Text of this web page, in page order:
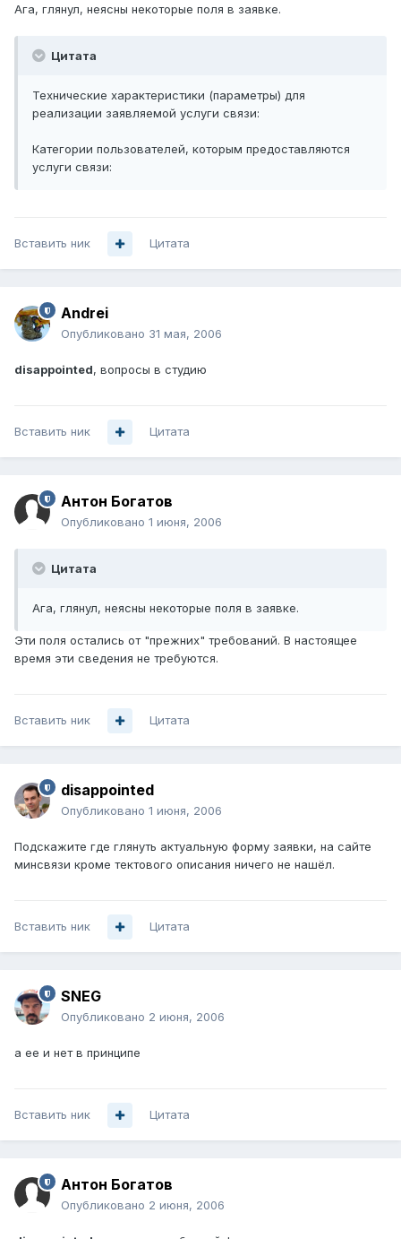
Ага, глянул, неясны некоторые поля в заявке.
Цитата
Технические характеристики (параметры) для
реализации заявляемой услуги связи:
Категории пользователей, которым предоставляются
услуги связи:
Вставить ник Цитата
Andrei
Опубликовано 31 мая, 2006
disappointed, вопросы в студию
Вставить ник Цитата
Антон Богатов
Опубликовано 1 июня, 2006
Цитата
Ага, глянул, неясны некоторые поля в заявке.
Эти поля остались от "прежних" требований. В настоящее
время эти сведения не требуются.
Вставить ник Цитата
disappointed
Опубликовано 1 июня, 2006
Подскажите где глянуть актуальную форму заявки, на сайте
минсвязи кроме тектового описания ничего не нашёл.
Вставить ник Цитата
SNEG
Опубликовано 2 июня, 2006
а ее и нет в принципе
Вставить ник Цитата
Антон Богатов
Опубликовано 2 июня, 2006